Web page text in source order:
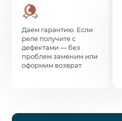
Даем гарантию. Если
реле получите с
дефектами — без
проблем заменим или
оформим возврат